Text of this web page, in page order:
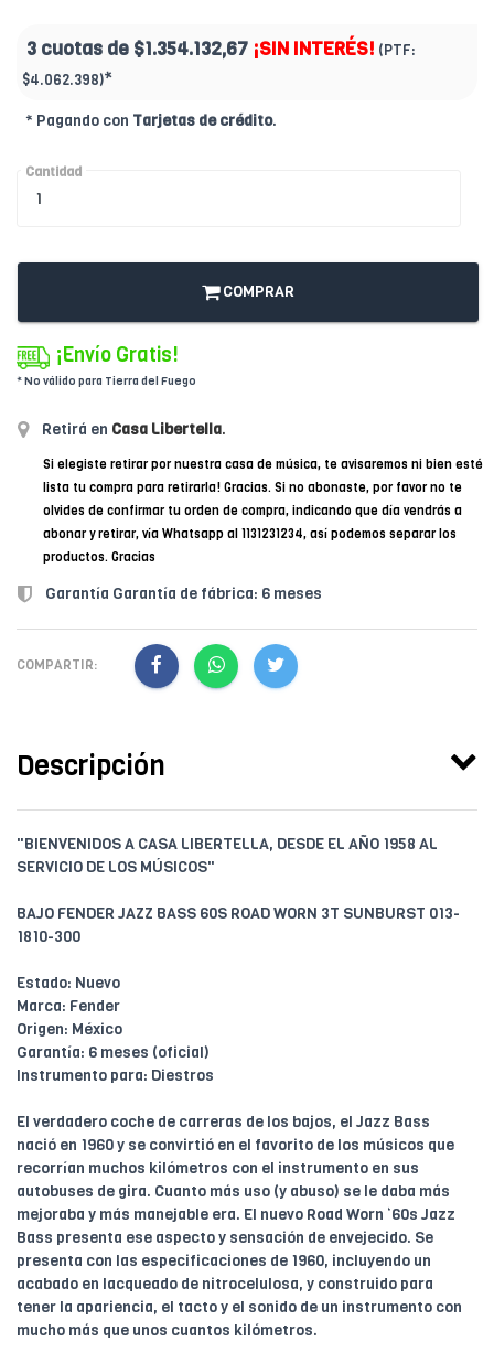
3 cuotas de $1.354.132,67 ¡SIN INTERÉS! (PTF:
$4.062.398)*
* Pagando con Tarjetas de crédito.
Cantidad
COMPRAR
¡Envío Gratis!
* No válido para Tierra del Fuego
Retirá en Casa Libertella.
Si elegiste retirar por nuestra casa de música, te avisaremos ni bien esté
lista tu compra para retirarla! Gracias. Si no abonaste, por favor no te
olvides de confirmar tu orden de compra, indicando que día vendrás a
abonar y retirar, vía Whatsapp al 1131231234, así podemos separar los
productos. Gracias
Garantía Garantía de fábrica: 6 meses
COMPARTIR:
Descripción
"BIENVENIDOS A CASA LIBERTELLA, DESDE EL AÑO 1958 AL
SERVICIO DE LOS MÚSICOS"
BAJO FENDER JAZZ BASS 60S ROAD WORN 3T SUNBURST 013-
1810-300
Estado: Nuevo
Marca: Fender
Origen: México
Garantía: 6 meses (oficial)
Instrumento para: Diestros
El verdadero coche de carreras de los bajos, el Jazz Bass
nació en 1960 y se convirtió en el favorito de los músicos que
recorrían muchos kilómetros con el instrumento en sus
autobuses de gira. Cuanto más uso (y abuso) se le daba más
mejoraba y más manejable era. El nuevo Road Worn ‘60s Jazz
Bass presenta ese aspecto y sensación de envejecido. Se
presenta con las especificaciones de 1960, incluyendo un
acabado en lacqueado de nitrocelulosa, y construido para
tener la apariencia, el tacto y el sonido de un instrumento con
mucho más que unos cuantos kilómetros.